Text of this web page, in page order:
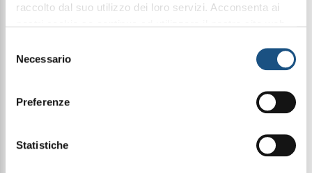
raccolto dal suo utilizzo dei loro servizi. Acconsenta ai
delNecessario
Preferenze
Statistiche
SUPERCONCENTRATO Uso Professionale – Essenza
spruzzate di prodotto sono sufficienti per
tensioattivi contenuti sono biodegradabili in base
ai requisiti del Reg. 648/2004/EC. Composizione
chimica: Tensioattivi nonionici: 5-15%; Tensioattivi